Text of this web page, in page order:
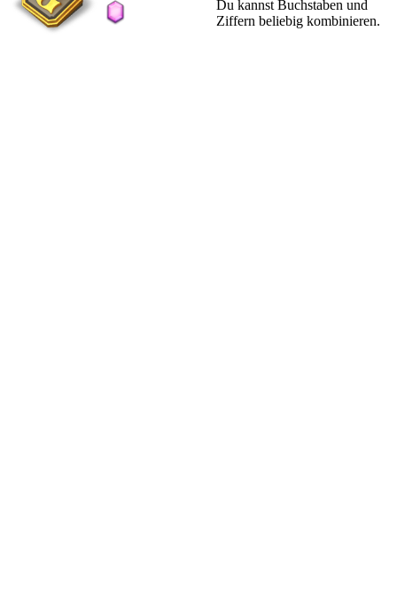
Du kannst Buchstaben und
Ziffern beliebig kombinieren.